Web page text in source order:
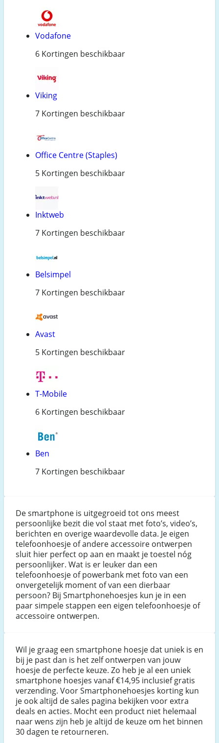
Vodafone
6 Kortingen beschikbaar
Viking
7 Kortingen beschikbaar
Office Centre (Staples)
5 Kortingen beschikbaar
Inktweb
7 Kortingen beschikbaar
Belsimpel
7 Kortingen beschikbaar
Avast
5 Kortingen beschikbaar
T-Mobile
6 Kortingen beschikbaar
Ben
7 Kortingen beschikbaar
De smartphone is uitgegroeid tot ons meest
persoonlijke bezit die vol staat met foto’s, video’s,
berichten en overige waardevolle data. Je eigen
telefoonhoesje of andere accessoire ontwerpen
sluit hier perfect op aan en maakt je toestel nóg
persoonlijker. Wat is er leuker dan een
telefoonhoesje of powerbank met foto van een
onvergetelijk moment of van een dierbaar
persoon? Bij Smartphonehoesjes kun je in een
paar simpele stappen een eigen telefoonhoesje of
accessoire ontwerpen.
Wil je graag een smartphone hoesje dat uniek is en
bij je past dan is het zelf ontwerpen van jouw
hoesje de perfecte keuze. Zo heb je al een uniek
smartphone hoesjes vanaf €14,95 inclusief gratis
verzending. Voor Smartphonehoesjes korting kun
je ook altijd de sales pagina bekijken voor extra
deals en acties. Mocht een product niet helemaal
naar wens zijn heb je altijd de keuze om het binnen
30 dagen te retourneren.